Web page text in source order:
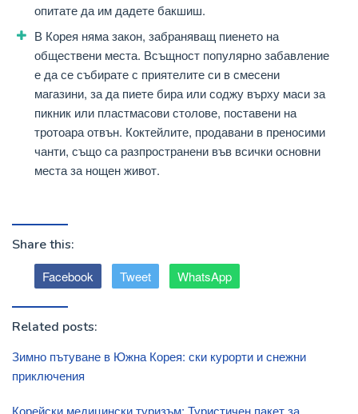
опитате да им дадете бакшиш.
В Корея няма закон, забраняващ пиенето на
обществени места. Всъщност популярно забавление
е да се събирате с приятелите си в смесени
магазини, за да пиете бира или соджу върху маси за
пикник или пластмасови столове, поставени на
тротоара отвън. Коктейлите, продавани в преносими
чанти, също са разпространени във всички основни
места за нощен живот.
Share this:
Facebook Tweet WhatsApp
Related posts:
Зимно пътуване в Южна Корея: ски курорти и снежни
приключения
Корейски медицински туризъм: Туристичен пакет за